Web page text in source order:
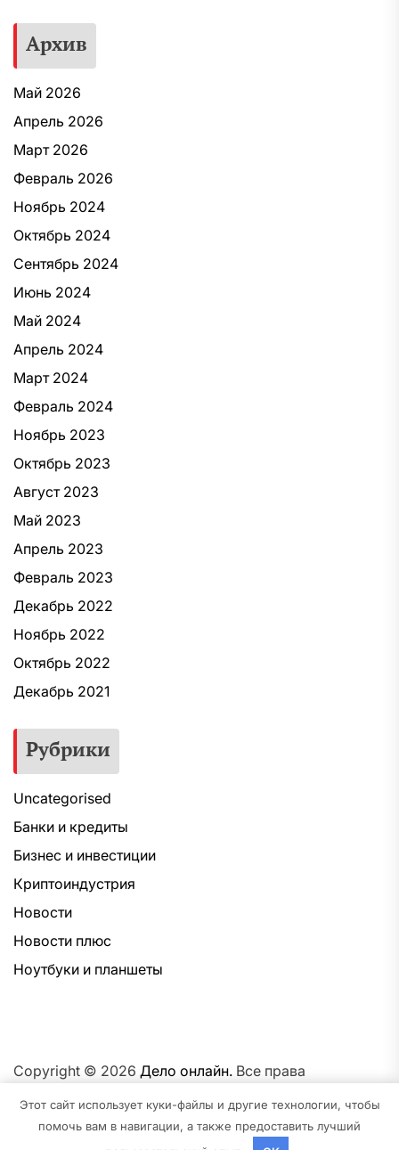
Архив
Май 2026
Апрель 2026
Март 2026
Февраль 2026
Ноябрь 2024
Октябрь 2024
Сентябрь 2024
Июнь 2024
Май 2024
Апрель 2024
Март 2024
Февраль 2024
Ноябрь 2023
Октябрь 2023
Август 2023
Май 2023
Апрель 2023
Февраль 2023
Декабрь 2022
Ноябрь 2022
Октябрь 2022
Декабрь 2021
Рубрики
Uncategorised
Банки и кредиты
Бизнес и инвестиции
Криптоиндустрия
Новости
Новости плюс
Ноутбуки и планшеты
Copyright © 2026 Дело онлайн. Все права
платформеWordPress.
Этот сайт использует куки-файлы и другие технологии, чтобы
помочь вам в навигации, а также предоставить лучший